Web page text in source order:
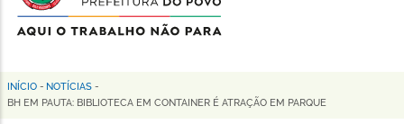
de
Horizonte
Trilha
INÍCIO - NOTÍCIAS -
BH EM PAUTA: BIBLIOTECA EM CONTAINER É ATRAÇÃO EM PARQUE